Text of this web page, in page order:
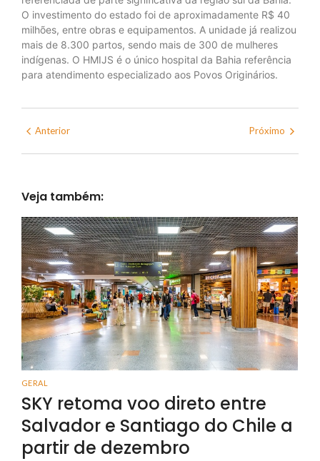
O investimento do estado foi de aproximadamente R$ 40
milhões, entre obras e equipamentos. A unidade já realizou
mais de 8.300 partos, sendo mais de 300 de mulheres
indígenas. O HMIJS é o único hospital da Bahia referência
para atendimento especializado aos Povos Originários.
Anterior Próximo
Veja também:
GERAL
SKY retoma voo direto entre
Salvador e Santiago do Chile a
partir de dezembro